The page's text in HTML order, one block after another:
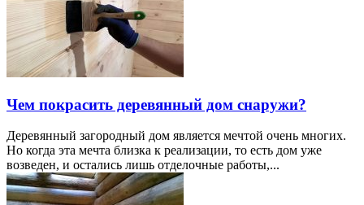
Чем покрасить деревянный дом снаружи?
Деревянный загородный дом является мечтой очень многих.
Но когда эта мечта близка к реализации, то есть дом уже
возведен, и остались лишь отделочные работы,...